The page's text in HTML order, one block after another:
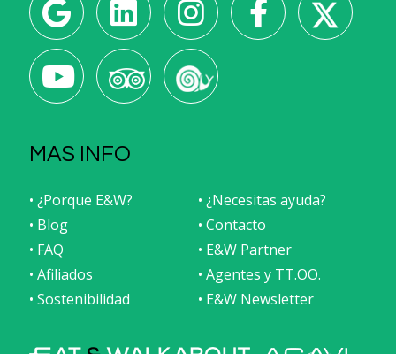
MAS INFO
• ¿Porque E&W?
• ¿Necesitas ayuda?
• Blog
• Contacto
• FAQ
• E&W Partner
• Afiliados
• Agentes y TT.OO.
• Sostenibilidad
• E&W Newsletter